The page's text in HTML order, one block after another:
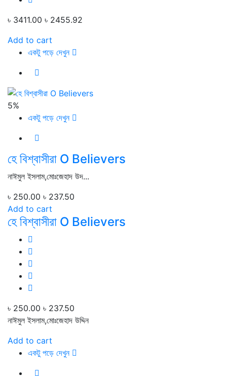
৳ 3411.00 ৳ 2455.92
Add to cart
একটু পড়ে দেখুন
5%
একটু পড়ে দেখুন
হে বিশ্বাসীরা O Believers
নাঈমুল ইসলাম,মোঃজেহাদ উদ...
৳ 250.00 ৳ 237.50
Add to cart
হে বিশ্বাসীরা O Believers
৳ 250.00 ৳ 237.50
নাঈমুল ইসলাম,মোঃজেহাদ উদ্দিন
Add to cart
একটু পড়ে দেখুন